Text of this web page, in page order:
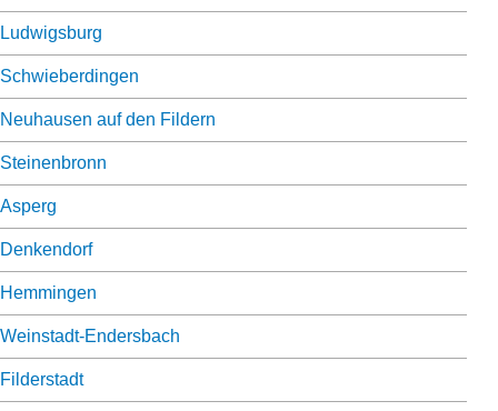
Ludwigsburg
Schwieberdingen
Neuhausen auf den Fildern
Steinenbronn
Asperg
Denkendorf
Hemmingen
Weinstadt-Endersbach
Filderstadt